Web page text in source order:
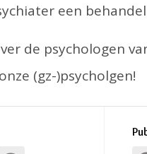
een
de psychologen
(gz-)psycholgen!